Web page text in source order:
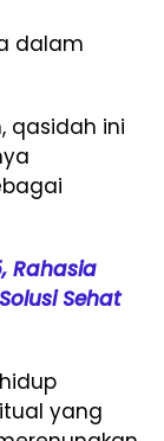
dalam
qasidah ini
Rahasia
Sehat
yang